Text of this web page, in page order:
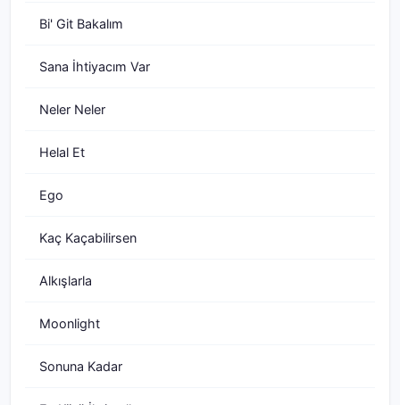
Bi' Git Bakalım
Sana İhtiyacım Var
Neler Neler
Helal Et
Ego
Kaç Kaçabilirsen
Alkışlarla
Moonlight
Sonuna Kadar